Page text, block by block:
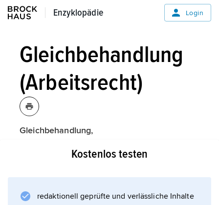
Enzyklopädie
Enzyklopädie Login
Gleichbehandlung
(Arbeitsrecht)
Gleichbehandlung,
Personen, die sich in gleicher Rechtslage
der Gleichbehandlung im
Kostenlos testen
redaktionell geprüfte und verlässliche Inhalte